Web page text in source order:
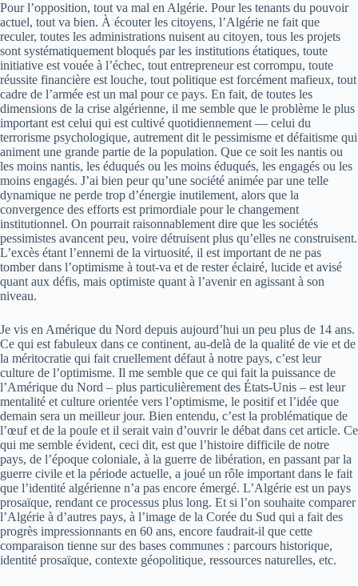
Pour l’opposition, tout va mal en Algérie. Pour les tenants du pouvoir
actuel, tout va bien. À écouter les citoyens, l’Algérie ne fait que
reculer, toutes les administrations nuisent au citoyen, tous les projets
sont systématiquement bloqués par les institutions étatiques, toute
initiative est vouée à l’échec, tout entrepreneur est corrompu, toute
réussite financière est louche, tout politique est forcément mafieux, tout
cadre de l’armée est un mal pour ce pays. En fait, de toutes les
dimensions de la crise algérienne, il me semble que le problème le plus
important est celui qui est cultivé quotidiennement — celui du
terrorisme psychologique, autrement dit le pessimisme et défaitisme qui
animent une grande partie de la population. Que ce soit les nantis ou
les moins nantis, les éduqués ou les moins éduqués, les engagés ou les
moins engagés. J’ai bien peur qu’une société animée par une telle
dynamique ne perde trop d’énergie inutilement, alors que la
convergence des efforts est primordiale pour le changement
institutionnel. On pourrait raisonnablement dire que les sociétés
pessimistes avancent peu, voire détruisent plus qu’elles ne construisent.
L’excès étant l’ennemi de la virtuosité, il est important de ne pas
tomber dans l’optimisme à tout-va et de rester éclairé, lucide et avisé
quant aux défis, mais optimiste quant à l’avenir en agissant à son
niveau.
Je vis en Amérique du Nord depuis aujourd’hui un peu plus de 14 ans.
Ce qui est fabuleux dans ce continent, au-delà de la qualité de vie et de
la méritocratie qui fait cruellement défaut à notre pays, c’est leur
culture de l’optimisme. Il me semble que ce qui fait la puissance de
l’Amérique du Nord – plus particulièrement des États-Unis – est leur
mentalité et culture orientée vers l’optimisme, le positif et l’idée que
demain sera un meilleur jour. Bien entendu, c’est la problématique de
l’œuf et de la poule et il serait vain d’ouvrir le débat dans cet article. Ce
qui me semble évident, ceci dit, est que l’histoire difficile de notre
pays, de l’époque coloniale, à la guerre de libération, en passant par la
guerre civile et la période actuelle, a joué un rôle important dans le fait
que l’identité algérienne n’a pas encore émergé. L’Algérie est un pays
prosaïque, rendant ce processus plus long. Et si l’on souhaite comparer
l’Algérie à d’autres pays, à l’image de la Corée du Sud qui a fait des
progrès impressionnants en 60 ans, encore faudrait-il que cette
comparaison tienne sur des bases communes : parcours historique,
identité prosaïque, contexte géopolitique, ressources naturelles, etc.